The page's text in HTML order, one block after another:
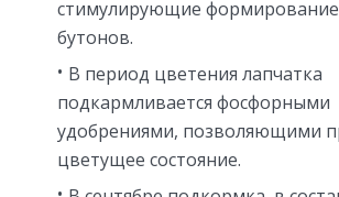
стимулирующие
бутонов.
В период цветения лапчатка
подкармливается фосфорными
удобрениями, позволяющими
цветущее состояние.